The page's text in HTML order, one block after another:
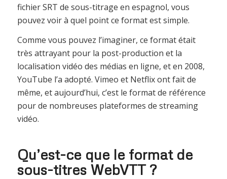
fichier SRT de sous-titrage en espagnol, vous
pouvez voir à quel point ce format est simple.
Comme vous pouvez l’imaginer, ce format était
très attrayant pour la post-production et la
localisation vidéo des médias en ligne, et en 2008,
YouTube l’a adopté. Vimeo et Netflix ont fait de
même, et aujourd’hui, c’est le format de référence
pour de nombreuses plateformes de streaming
vidéo.
Qu’est-ce que le format de
sous-titres WebVTT ?